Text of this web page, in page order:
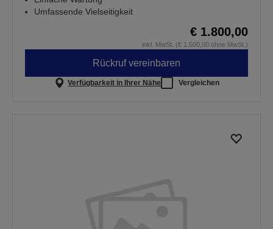
Umfassende Vielseitigkeit
€ 1.800,00
inkl. MwSt. (€ 1.500,00 ohne MwSt.)
Rückruf vereinbaren
Verfügbarkeit in Ihrer Nähe Vergleichen